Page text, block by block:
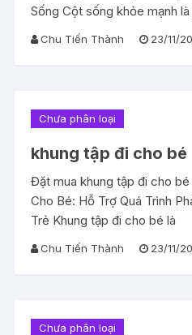
Sống Cột sống khỏe mạnh
Chu Tiến Thành 23/11/
Chưa phân loại
khung tập đi cho bé
Đặt mua khung tập đi cho
Cho Bé: Hỗ Trợ Quá Trình
Trẻ Khung tập đi cho bé là
Chu Tiến Thành 23/11/
Chưa phân loại